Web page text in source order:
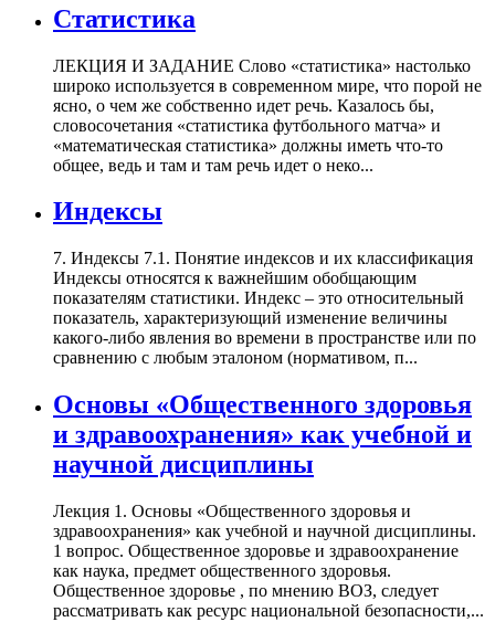
Статистика
ЛЕКЦИЯ И ЗАДАНИЕ Слово «статистика» настолько
широко используется в современном мире, что порой не
ясно, о чем же собственно идет речь. Казалось бы,
словосочетания «статистика футбольного матча» и
«математическая статистика» должны иметь что-то
общее, ведь и там и там речь идет о неко...
Индексы
7. Индексы 7.1. Понятие индексов и их классификация
Индексы относятся к важнейшим обобщающим
показателям статистики. Индекс – это относительный
показатель, характеризующий изменение величины
какого-либо явления во времени в пространстве или по
сравнению с любым эталоном (нормативом, п...
Основы «Общественного здоровья
и здравоохранения» как учебной и
научной дисциплины
Лекция 1. Основы «Общественного здоровья и
здравоохранения» как учебной и научной дисциплины.
1 вопрос. Общественное здоровье и здравоохранение
как наука, предмет общественного здоровья.
Общественное здоровье , по мнению ВОЗ, следует
рассматривать как ресурс национальной безопасности,...